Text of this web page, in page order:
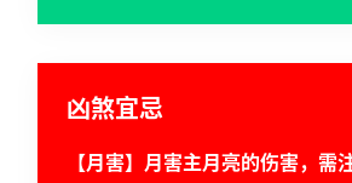
凶煞宜忌
【月害】月害主月亮的伤害，需